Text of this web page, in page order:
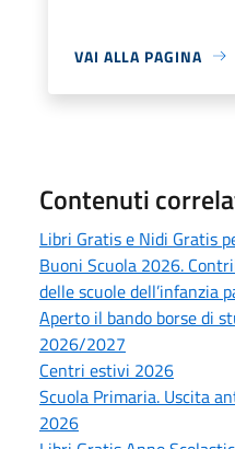
VAI ALLA PAGINA
Contenuti
Libri Gratis e Nidi Gratis
Buoni Scuola 2026.
delle scuole dell’infanzia
Aperto il bando borse di
2026/2027
Centri estivi 2026
Scuola Primaria. Uscita
2026